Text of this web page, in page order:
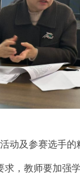
及参赛选手的
求，教师要加强